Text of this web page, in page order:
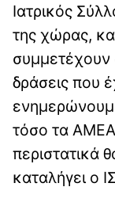
Ιατρικός
της χώρας,
συμμετέχουν
δράσεις που
τόσο τα
περιστατικά
καταλήγει ο